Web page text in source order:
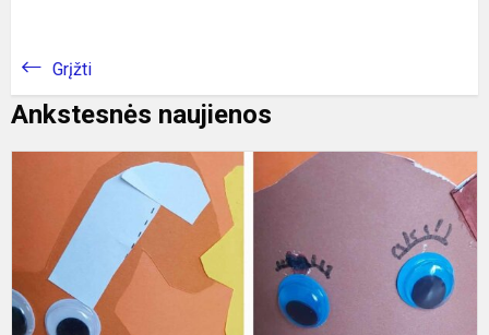
Grįžti
Ankstesnės naujienos